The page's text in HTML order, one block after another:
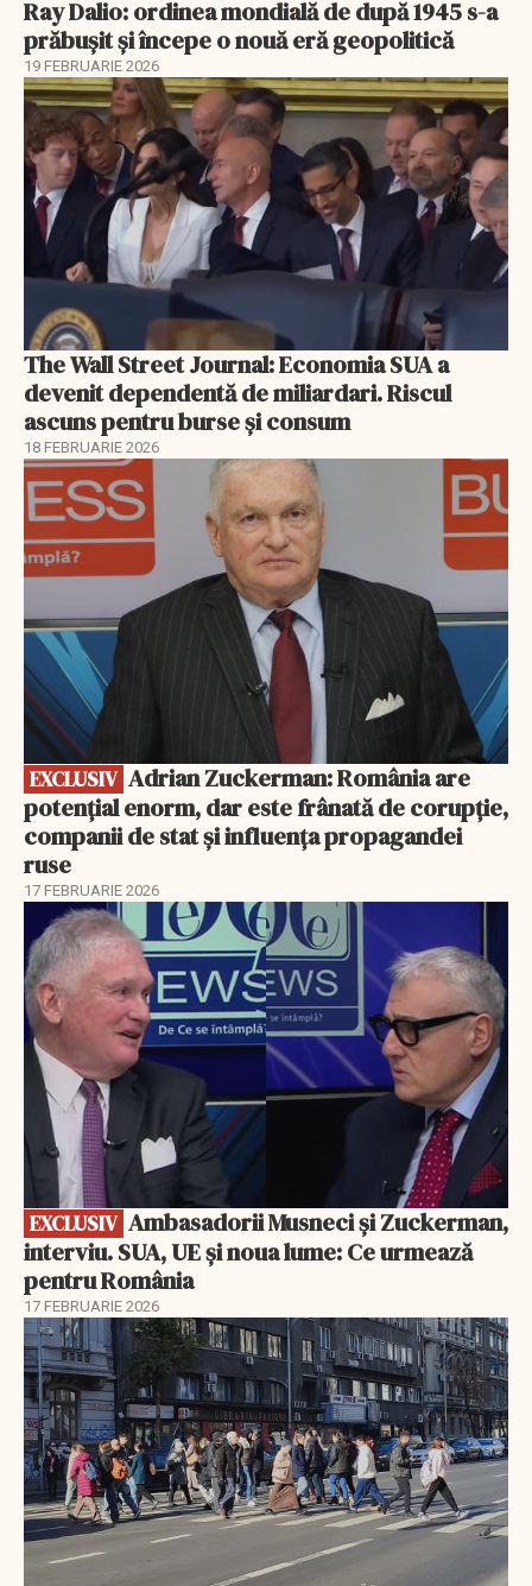
Ray Dalio: ordinea mondială de după 1945 s-a
prăbușit și începe o nouă eră geopolitică
19 FEBRUARIE 2026
The Wall Street Journal: Economia SUA a
devenit dependentă de miliardari. Riscul
ascuns pentru burse și consum
18 FEBRUARIE 2026
EXCLUSIV
EXCLUSIV
potențial enorm, dar este frânată de corupție,
companii de stat și influența propagandei
ruse
17 FEBRUARIE 2026
EXCLUSIV
EXCLUSIV
interviu. SUA, UE și noua lume: Ce urmează
pentru România
17 FEBRUARIE 2026